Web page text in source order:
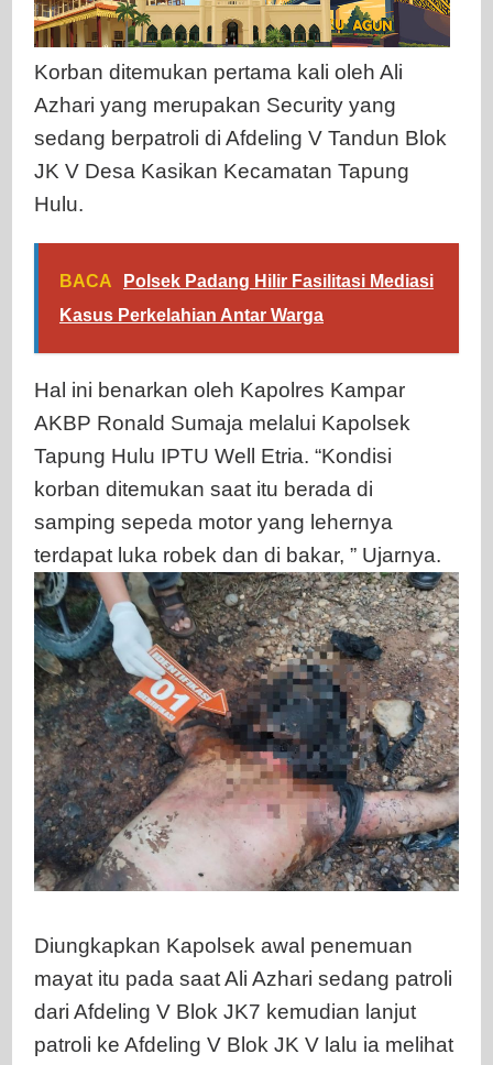
Korban ditemukan pertama kali oleh Ali
Azhari yang merupakan Security yang
sedang berpatroli di Afdeling V Tandun Blok
JK V Desa Kasikan Kecamatan Tapung
Hulu.
BACA
Polsek Padang Hilir Fasilitasi Mediasi
Kasus Perkelahian Antar Warga
Hal ini benarkan oleh Kapolres Kampar
AKBP Ronald Sumaja melalui Kapolsek
Tapung Hulu IPTU Well Etria. “Kondisi
korban ditemukan saat itu berada di
samping sepeda motor yang lehernya
terdapat luka robek dan di bakar, ” Ujarnya.
Diungkapkan Kapolsek awal penemuan
mayat itu pada saat Ali Azhari sedang patroli
dari Afdeling V Blok JK7 kemudian lanjut
patroli ke Afdeling V Blok JK V lalu ia melihat